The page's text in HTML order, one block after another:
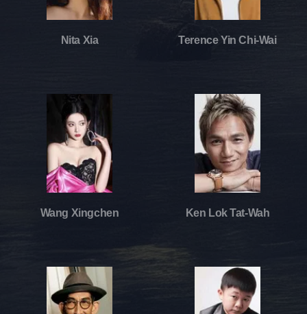
Nita Xia Terence Yin Chi-Wai
Wang Xingchen Ken Lok Tat-Wah